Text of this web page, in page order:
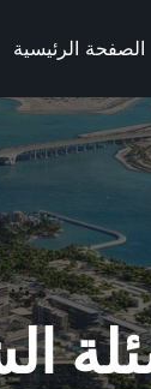
الصفحة الرئيسية